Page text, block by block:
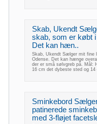
Skab, Ukendt
skab, som er købt
Det kan hæn..
Skab, Ukendt Sælger mit fine
Odense. Det kan hænge
der er små sølvgreb på. Mål:
16 cm det dybeste sted og
Sminkebord
patinerede
med 3-fløjet